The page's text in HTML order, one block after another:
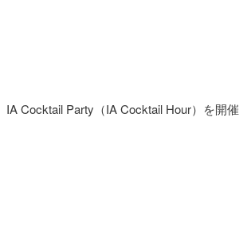
Cocktail Party（IA Cocktail Hour）を開催